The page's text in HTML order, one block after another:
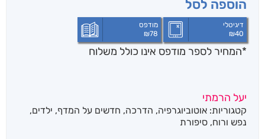
הוספה לסל
דיגיטלי
₪40
מודפס
₪78
*המחיר לספר מודפס אינו כולל משלוח
יעל הרמתי
קטגוריות: אוטוביוגרפיה, הדרכה, חדשים על המדף, ילדים,
נפש ורוח, סיפורת